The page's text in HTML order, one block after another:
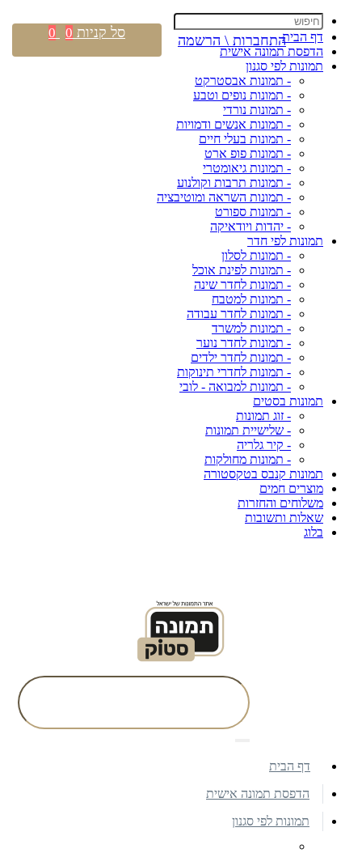
דף הבית
הדפסת תמונה אישית
תמונות לפי סגנון
- תמונות אבסטרקט
- תמונות נופים וטבע
- תמונות נורדי
- תמונות אנשים ודמויות
- תמונות בעלי חיים
- תמונות פופ ארט
- תמונות גיאומטרי
- תמונות תרבות וקולנוע
- תמונות השראה ומוטיבציה
- תמונות ספורט
- יהדות ויודאיקה
תמונות לפי חדר
- תמונות לסלון
- תמונות לפינת אוכל
- תמונות לחדר שינה
- תמונות למטבח
- תמונות לחדר עבודה
- תמונות למשרד
- תמונות לחדר נוער
- תמונות לחדר ילדים
- תמונות לחדרי תינוקות
- תמונות למבואה - לובי
תמונות בסטים
- זוג תמונות
- שלישיית תמונות
- קיר גלריה
- תמונות מחולקות
תמונות קנבס בטקסטורה
מוצרים חמים
משלוחים והחזרות
שאלות ותשובות
בלוג
התחברות \ הרשמה סל קניות 0
0
דף הבית
הדפסת תמונה אישית
תמונות לפי סגנון